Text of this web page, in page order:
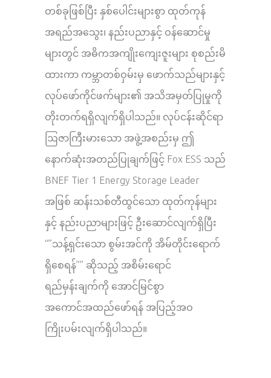
တစ်ခုဖြစ်ပြီး နှစ်ပေါင်းများစွာ ထုတ်ကုန်
အရည်အသွေး၊ နည်းပညာနှင့် ဝန်ဆောင်မှု
များတွင် အဓိကအကျိုးကျေးဇူးများ စုစည်းမိ
ထားကာ ကမ္ဘာတစ်ဝှမ်းမှ ဖောက်သည်များနှင့်
လုပ်ဖော်ကိုင်ဖက်များ၏ အသိအမှတ်ပြုမှုကို
တိုးတက်ရရှိလျက်ရှိပါသည်။ လုပ်ငန်းဆိုင်ရာ
ဩဇာကြီးမားသော အဖွဲ့အစည်းမှ ဤ
နောက်ဆုံးအတည်ပြုချက်ဖြင့် Fox ESS သည်
BNEF Tier 1 Energy Storage Leader
အဖြစ် ဆန်းသစ်တီထွင်သော ထုတ်ကုန်များ
နှင့် နည်းပညာများဖြင့် ဦးဆောင်လျက်ရှိပြီး
“”သန့်ရှင်းသော စွမ်းအင်ကို အိမ်တိုင်းရောက်
ရှိစေရန်”” ဆိုသည့် အစိမ်းရောင်
ရည်မှန်းချက်ကို အောင်မြင်စွာ
အကောင်အထည်ဖော်ရန် အပြည့်အဝ
ကြိုးပမ်းလျက်ရှိပါသည်။